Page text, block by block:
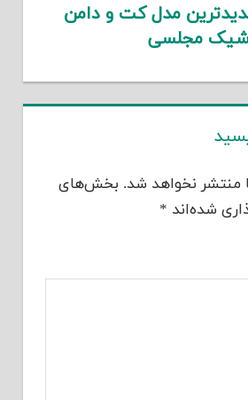
مدل کت و دامن
مجلسی
منتشر نخواهد شد. بخش‌های
شده‌اند *